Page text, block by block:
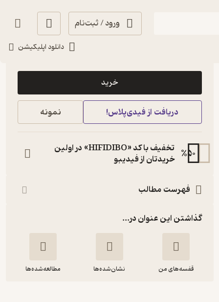
ورود / ثبت‌نام
دانلود اپلیکیشن
90,000
خرید
دریافت از فیدی‌پلاس! نمونه
%50
تخفیف با کد «HIFIDIBO» در اولین
خریدتان از فیدیبو
فهرست مطالب
گذاشتن این عنوان در...
قفسه‌های من نشان‌شده‌ها مطالعه‌شده‌ها